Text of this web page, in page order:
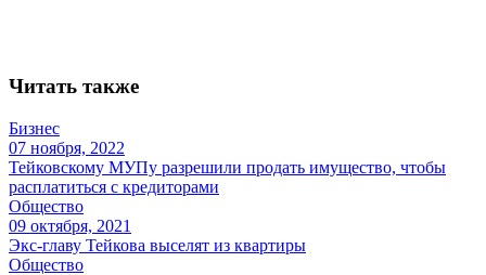
Читать также
Бизнес
07 ноября, 2022
Тейковскому МУПу разрешили продать имущество, чтобы
расплатиться с кредиторами
Общество
09 октября, 2021
Экс-главу Тейкова выселят из квартиры
Общество